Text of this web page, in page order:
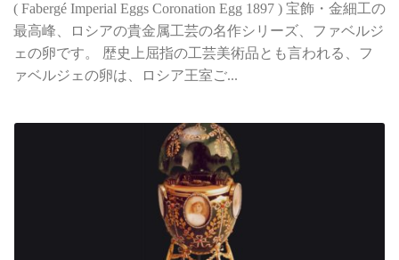
( Fabergé Imperial Eggs Coronation Egg 1897 ) 宝飾・金細工の
最高峰、ロシアの貴金属工芸の名作シリーズ、ファベルジ
ェの卵です。 歴史上屈指の工芸美術品とも言われる、フ
ァベルジェの卵は、ロシア王室ご...